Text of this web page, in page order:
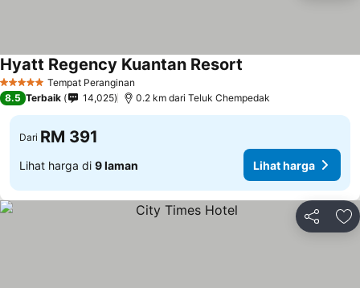
5 Bintang Tempat Peranginan
Hyatt Regency Kuantan Resort
8.5 Terbaik 14,025 0.2 km dari Teluk Chempedak
Dari RM 391
Lihat harga di 9 laman Lihat harga
Kongsi